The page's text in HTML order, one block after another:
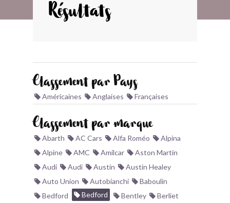
LE BLOG
MODÈLES ET MARQUES
COMMENT FONCTIONNE BLV ?
Résultats
Classement par Pays
Américaines Anglaises Françaises
Classement par marque
Abarth AC Cars Alfa Roméo
Alpina
Alpine
AMC Amilcar
Aston Martin
Audi
Audi Austin
Austin Healey
Auto Union
Autobianchi
Baboulin
Bedford
Bedford Bentley
Berliet